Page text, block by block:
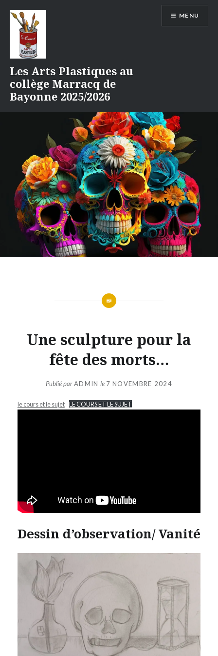
contenu
Les Arts Plastiques au
collège Marracq de
Bayonne 2025/2026
MENU
Une sculpture pour la
fête des morts…
Publié parADMIN le 7 NOVEMBRE 2024
le cours et le sujet LE COURS ET LE SUJET
Dessin d’observation/ Vanité